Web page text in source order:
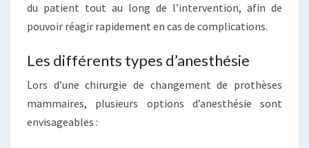
du patient tout au long de l’intervention, afin de
pouvoir réagir rapidement en cas de complications.
Les différents types d’anesthésie
Lors d’une chirurgie de changement de prothèses
mammaires, plusieurs options d’anesthésie sont
envisageables :